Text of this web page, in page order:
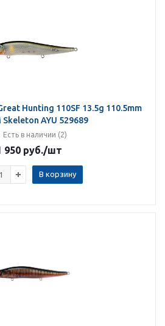
Hunting 110SF 13.5g 110.5mm
Skeleton AYU 529689
Есть в наличии (2)
950 руб./шт
В корзину